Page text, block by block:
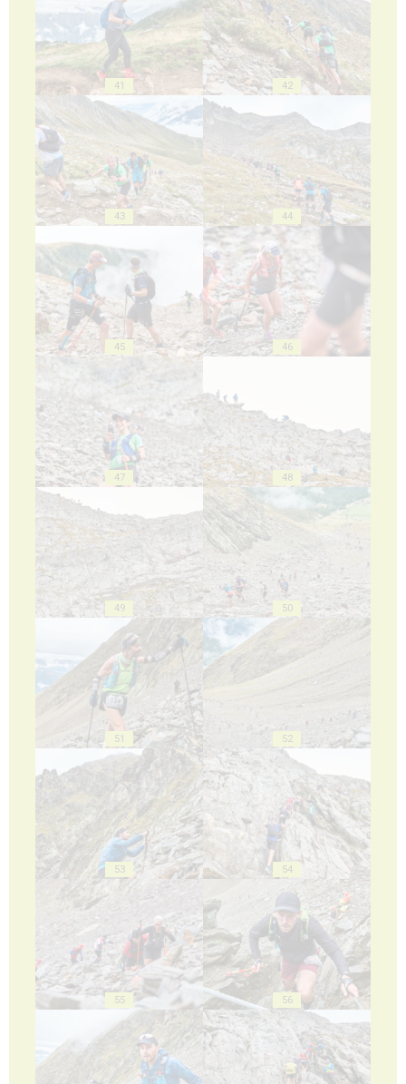
41 42
43 44
45 46
47 48
49 50
51 52
53 54
55 56